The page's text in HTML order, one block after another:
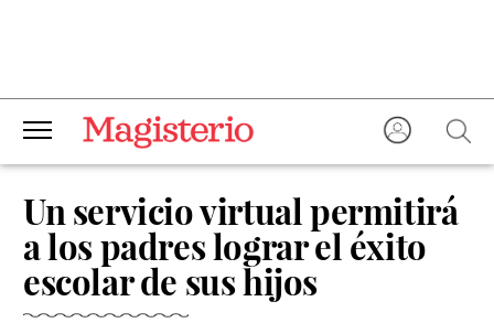
Un servicio virtual permitirá
a los padres lograr el éxito
escolar de sus hijos